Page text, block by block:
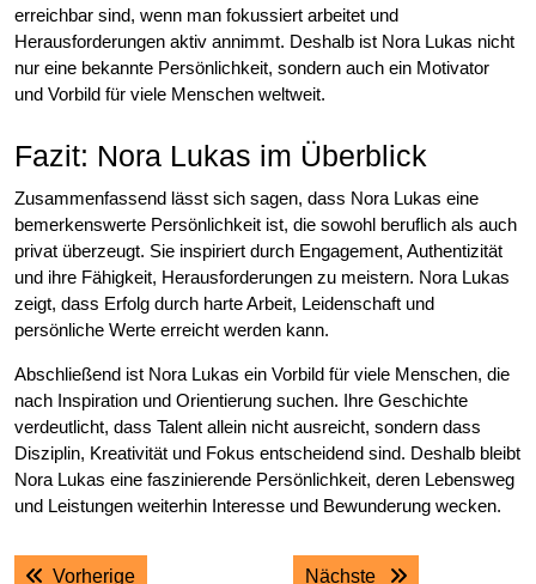
erreichbar sind, wenn man fokussiert arbeitet und
Herausforderungen aktiv annimmt. Deshalb ist Nora Lukas nicht
nur eine bekannte Persönlichkeit, sondern auch ein Motivator
und Vorbild für viele Menschen weltweit.
Fazit: Nora Lukas im Überblick
Zusammenfassend lässt sich sagen, dass Nora Lukas eine
bemerkenswerte Persönlichkeit ist, die sowohl beruflich als auch
privat überzeugt. Sie inspiriert durch Engagement, Authentizität
und ihre Fähigkeit, Herausforderungen zu meistern. Nora Lukas
zeigt, dass Erfolg durch harte Arbeit, Leidenschaft und
persönliche Werte erreicht werden kann.
Abschließend ist Nora Lukas ein Vorbild für viele Menschen, die
nach Inspiration und Orientierung suchen. Ihre Geschichte
verdeutlicht, dass Talent allein nicht ausreicht, sondern dass
Disziplin, Kreativität und Fokus entscheidend sind. Deshalb bleibt
Nora Lukas eine faszinierende Persönlichkeit, deren Lebensweg
und Leistungen weiterhin Interesse und Bewunderung wecken.
Post
VorherigePrevious post: Nächste Next post: